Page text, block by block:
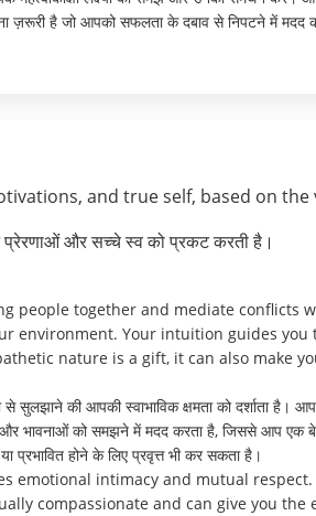
ज़रूरी है जो आपको सफलता के दबाव से निपटने में
and true self, based on
और सच्चे स्व को प्रकट करती है।
people together and mediate conflicts
environment. Your intuition guides
nature is a gift, it can also make
से सुलझाने की आपकी स्वाभाविक क्षमता को दर्शाता
भावनाओं को समझने में मदद करता है, जिससे आप एक
होने के लिए प्रवृत्त भी कर सकता है।
emotional intimacy and mutual
compassionate and can give you